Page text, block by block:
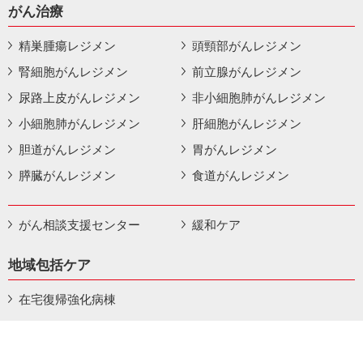
がん治療
精巣腫瘍レジメン
頭頸部がんレジメン
腎細胞がんレジメン
前立腺がんレジメン
尿路上皮がんレジメン
非小細胞肺がんレジメン
小細胞肺がんレジメン
肝細胞がんレジメン
胆道がんレジメン
胃がんレジメン
膵臓がんレジメン
食道がんレジメン
がん相談支援センター 緩和ケア
地域包括ケア
在宅復帰強化病棟